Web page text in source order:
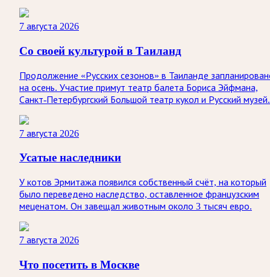
7 августа 2026
Со своей культурой в Таиланд
Продолжение «Русских сезонов» в Таиланде
на осень. Участие примут театр балета Бориса Эйфмана,
Санкт-Петербургский Большой театр кукол и Русский музей.
7 августа 2026
Усатые наследники
У котов Эрмитажа появился собственный счёт, на который
было переведено наследство, оставленное французским
меценатом. Он завещал животным около 3 тысяч евро.
7 августа 2026
Что посетить в Москве